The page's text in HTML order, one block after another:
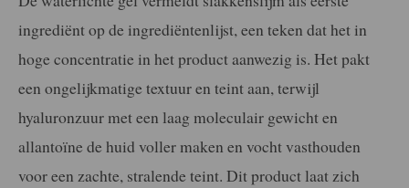
ingrediënt op de ingrediëntenlijst, een teken dat het in
hoge concentratie in het product aanwezig is. Het pakt
een ongelijkmatige textuur en teint aan, terwijl
hyaluronzuur met een laag moleculair gewicht en
allantoïne de huid voller maken en vocht vasthouden
voor een zachte, stralende teint. Dit product laat zich